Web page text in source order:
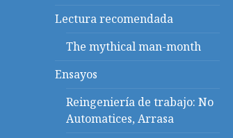
Lectura recomendada
The mythical man-month
Ensayos
Reingeniería de trabajo: No
Automatices, Arrasa